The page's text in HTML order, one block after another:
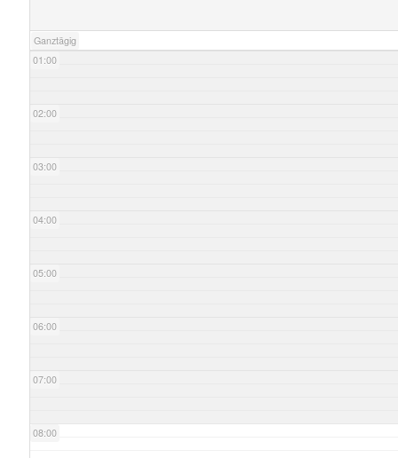
Ganztägig
01:00
02:00
03:00
04:00
05:00
06:00
07:00
08:00